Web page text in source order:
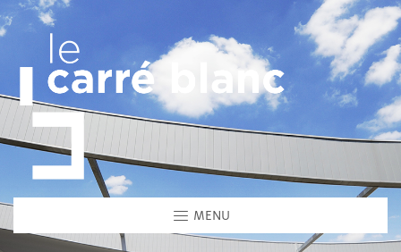
MENU